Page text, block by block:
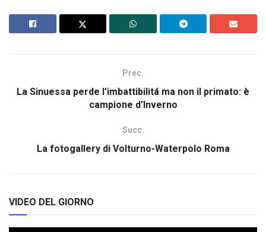
Prec.
La Sinuessa perde l’imbattibilitá ma non il primato: è
campione d’Inverno
Succ.
La fotogallery di Volturno-Waterpolo Roma
VIDEO DEL GIORNO